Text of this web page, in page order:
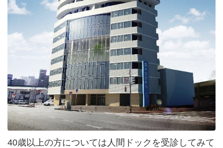
40歳以上の方については人間ドックを受診してみて